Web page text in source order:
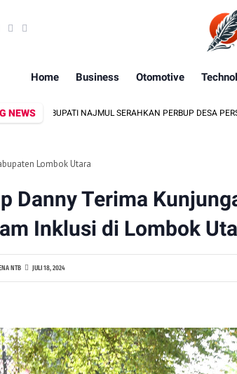
Home Business Otomotive
NEWS
BUPATI NAJMUL SERAHKAN PERBUP DESA PERSIAPAN
Lombok Utara
Danny Terima
Inklusi di Lombok
NTB JULI 18, 2024